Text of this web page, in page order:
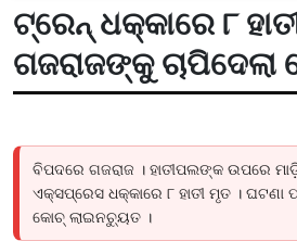
ଟ୍ରେନ୍‌ ଧକ୍କାରେ ୮
ଗଜରାଜଙ୍କୁ ଚାପିଦେଲା
ବିପଦରେ ଗଜରାଜ । ହାତୀପଲଙ୍କ ଉପରେ
ଏକ୍ସପ୍ରେସ ଧକ୍କାରେ ୮ ହାତୀ ମୃତ । ଘଟଣା
କୋଚ୍ ଲାଇନଚ୍ୟୁତ ।